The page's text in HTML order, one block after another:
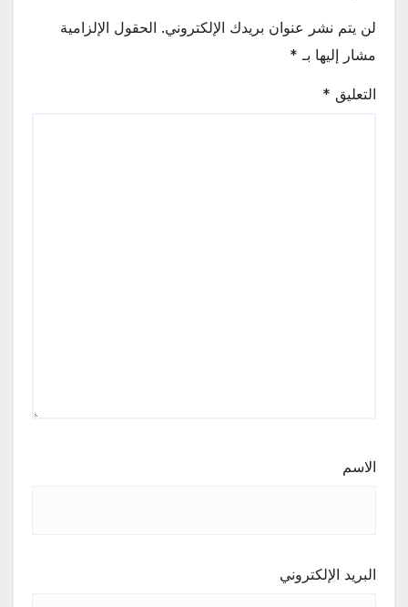
لن يتم نشر عنوان بريدك الإلكتروني. الحقول الإلزامية
مشار إليها بـ *
التعليق *
الاسم
البريد الإلكتروني